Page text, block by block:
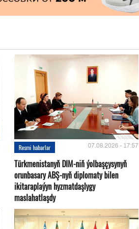
Resmi habarlar 07.08.2026 - 17:57
Türkmenistanyň DIM-niň ýolbaşçysynyň
orunbasary ABŞ-nyň diplomaty bilen
ikitaraplaýyn hyzmatdaşlygy
maslahatlaşdy